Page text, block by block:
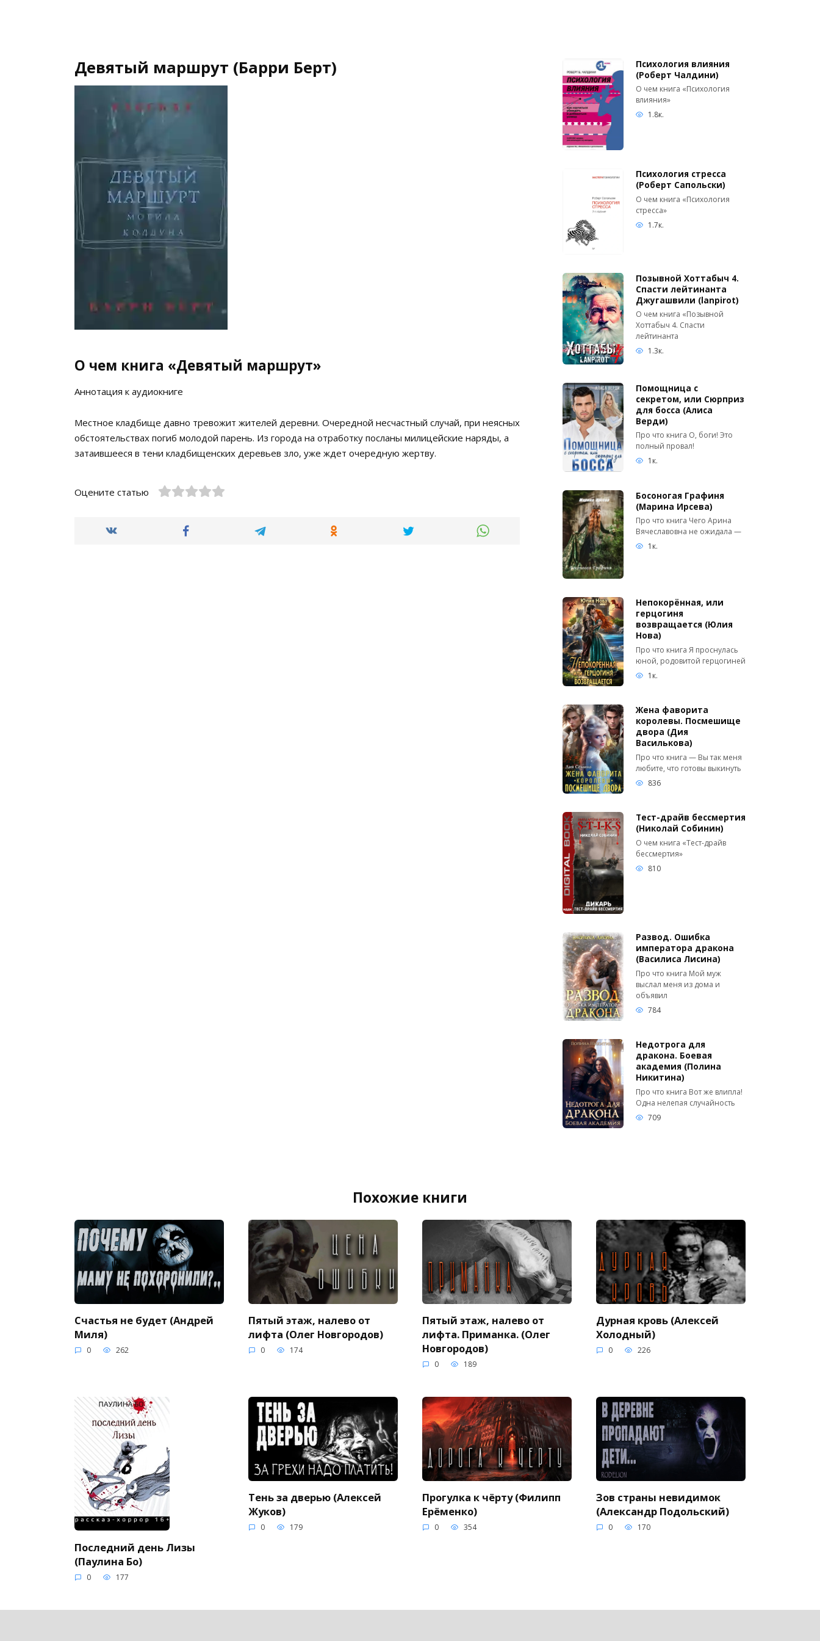
Девятый маршрут (Барри Берт)
О чем книга «Девятый маршрут»
Аннотация к аудиокниге
Местное кладбище давно тревожит жителей деревни. Очередной несчастный случай, при неясных
обстоятельствах погиб молодой парень. Из города на отработку посланы милицейские наряды, а
затаившееся в тени кладбищенских деревьев зло, уже ждет очередную жертву.
Оцените статью
Психология влияния
(Роберт Чалдини)
О чем книга «Психология
влияния»
1.8к.
Психология стресса
(Роберт Сапольски)
О чем книга «Психология
стресса»
1.7к.
Позывной Хоттабыч 4.
Спасти лейтинанта
Джугашвили (lanpirot)
О чем книга «Позывной
Хоттабыч 4. Спасти
лейтинанта
1.3к.
Помощница с
секретом, или Сюрприз
для босса (Алиса
Верди)
Про что книга О, боги! Это
полный провал!
1к.
Босоногая Графиня
(Марина Ирсева)
Про что книга Чего Арина
Вячеславовна не ожидала —
1к.
Непокорённая, или
герцогиня
возвращается (Юлия
Нова)
Про что книга Я проснулась
юной, родовитой герцогиней
1к.
Жена фаворита
королевы. Посмешище
двора (Дия
Василькова)
Про что книга — Вы так меня
любите, что готовы выкинуть
836
Тест-драйв бессмертия
(Николай Собинин)
О чем книга «Тест-драйв
бессмертия»
810
Развод. Ошибка
императора дракона
(Василиса Лисина)
Про что книга Мой муж
выслал меня из дома и
объявил
784
Недотрога для
дракона. Боевая
академия (Полина
Никитина)
Про что книга Вот же влипла!
Одна нелепая случайность
709
Похожие книги
Счастья не будет (Андрей
Миля)
0 262
Пятый этаж, налево от
лифта (Олег Новгородов)
0 174
Пятый этаж, налево от
лифта. Приманка. (Олег
Новгородов)
0 189
Дурная кровь (Алексей
Холодный)
0 226
Последний день Лизы
(Паулина Бо)
0 177
Тень за дверью (Алексей
Жуков)
0 179
Прогулка к чёрту (Филипп
Ерёменко)
0 354
Зов страны невидимок
(Александр Подольский)
0 170